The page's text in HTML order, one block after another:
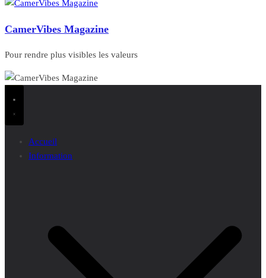
CamerVibes Magazine
Pour rendre plus visibles les valeurs
Accueil
Information